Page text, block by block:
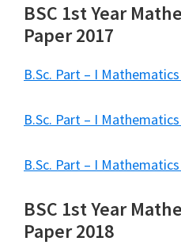
BSC 1st Year
Paper 2017
B.Sc. Part – I
B.Sc. Part – I
B.Sc. Part – I
BSC 1st Year
Paper 2018